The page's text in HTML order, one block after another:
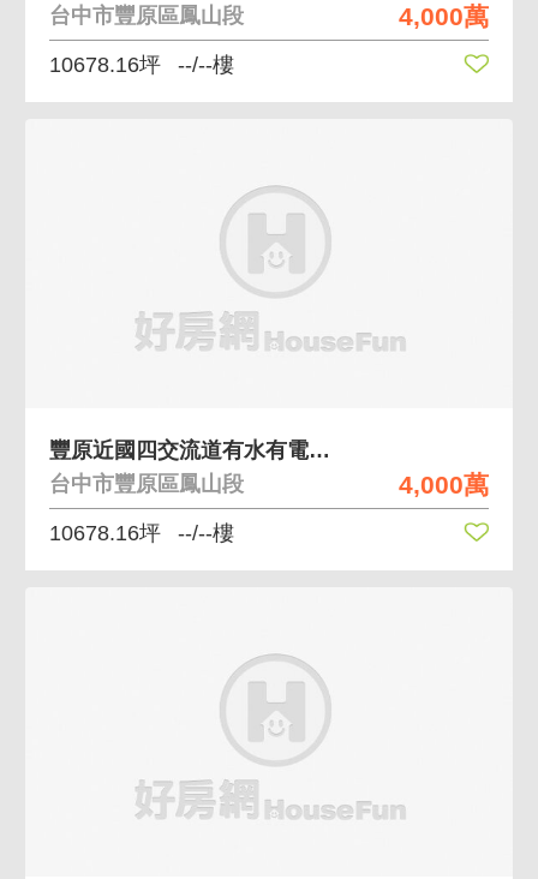
4,000萬
台中市豐原區鳳山段
10678.16坪 --/--樓
4,000萬
豐原近國四交流道有水有電有臨路一萬坪林地
台中市豐原區鳳山段
10678.16坪 --/--樓